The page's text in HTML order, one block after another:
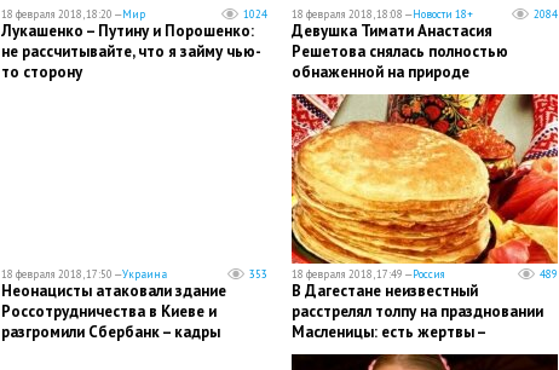
18 февраля 2018, 18:20 —Мир 1024
Лукашенко – Путину и Порошенко:
не рассчитывайте, что я займу чью-
то сторону
18 февраля 2018, 18:08 —Новости 18+ 2084
​Девушка Тимати Анастасия
Решетова снялась полностью
обнаженной на природе
18 февраля 2018, 17:50 —Украина 353
Неонацисты атаковали здание
Россотрудничества в Киеве и
разгромили Сбербанк – кадры
18 февраля 2018, 17:49 —Россия 489
В Дагестане неизвестный
расстрелял толпу на праздновании
Масленицы: есть жертвы –
подробности